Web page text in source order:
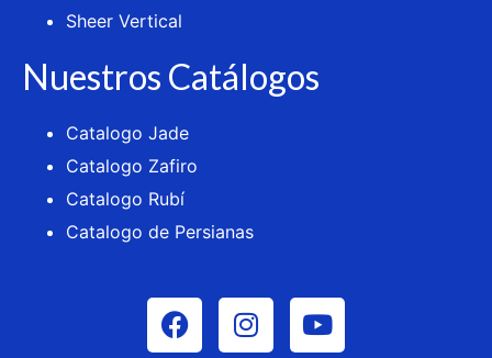
Sheer Vertical
Nuestros Catálogos
Catalogo Jade
Catalogo Zafiro
Catalogo Rubí
Catalogo de Persianas